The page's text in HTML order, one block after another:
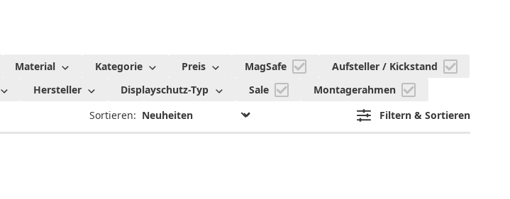
Material Kategorie Preis MagSafe
Aufsteller / Kickstand
Hersteller Displayschutz-Typ Sale
Montagerahmen
Sortieren: Filtern & Sortieren